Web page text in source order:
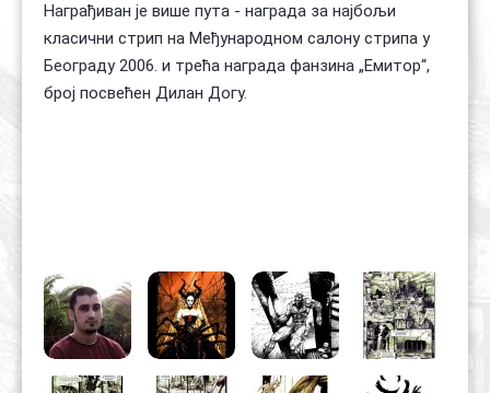
Награђиван је више пута - награда за најбољи
класични стрип на Међународном салону стрипа у
Београду 2006. и трећа награда фанзина „Емитор“,
број посвећен Дилан Догу.